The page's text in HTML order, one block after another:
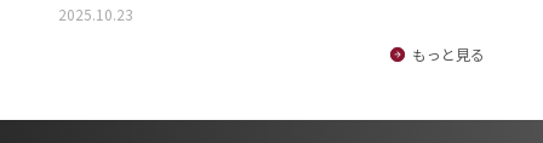
2025.10.23
もっと見る